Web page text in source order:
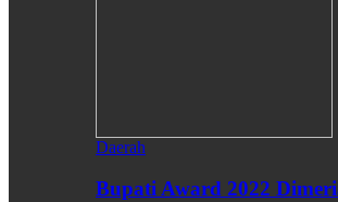
Daerah
Bupati Award 2022